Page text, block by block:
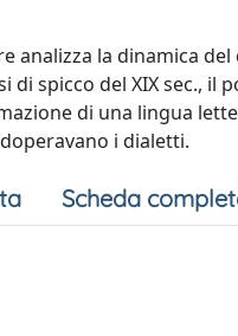
analizza la dinamica
spicco del XIX sec., il
di una lingua
i dialetti.
Scheda